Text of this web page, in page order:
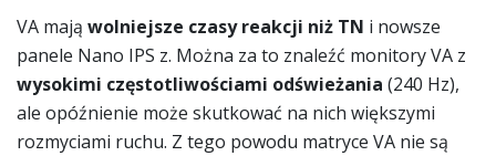
VA mają wolniejsze czasy reakcji niż TN i nowsze
panele Nano IPS z. Można za to znaleźć monitory VA z
wysokimi częstotliwościami odświeżania (240 Hz),
ale opóźnienie może skutkować na nich większymi
rozmyciami ruchu. Z tego powodu matryce VA nie są